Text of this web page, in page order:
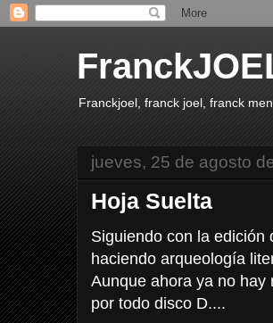
Franckjoel, franck joel, franck
jueves, 25 de agosto
Hoja Suelta
Siguiendo con la edición
haciendo arqueología
Aunque ahora ya no hay
por todo disco D....